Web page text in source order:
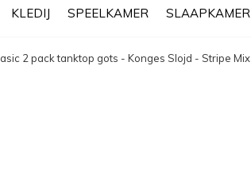
KLEDIJ SPEELKAMER SLAAPKAMER
2 pack tanktop gots - Konges Slojd - Stripe Mix